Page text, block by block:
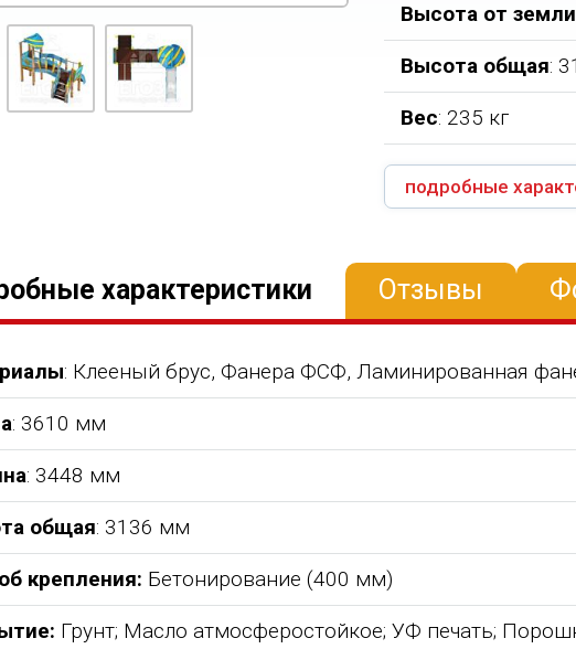
Высота от земли
Высота общая:
Вес: 235 кг
подробные
характеристики Отзывы
: Клееный брус, Фанера ФСФ, Ламинированная
: 3610 мм
: 3448 мм
общая: 3136 мм
крепления: Бетонирование (400 мм)
Грунт; Масло атмосферостойкое; УФ печать;